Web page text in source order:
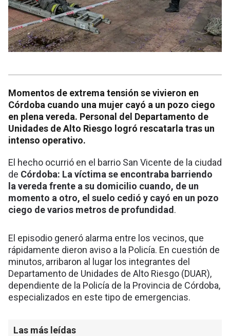
Momentos de extrema tensión se vivieron en
Córdoba cuando una mujer cayó a un pozo ciego
en plena vereda. Personal del Departamento de
Unidades de Alto Riesgo logró rescatarla tras un
intenso operativo.
El hecho ocurrió en el barrio San Vicente de la ciudad
de Córdoba: La víctima se encontraba barriendo
la vereda frente a su domicilio cuando, de un
momento a otro, el suelo cedió y cayó en un pozo
ciego de varios metros de profundidad.
El episodio generó alarma entre los vecinos, que
rápidamente dieron aviso a la Policía. En cuestión de
minutos, arribaron al lugar los integrantes del
Departamento de Unidades de Alto Riesgo (DUAR),
dependiente de la Policía de la Provincia de Córdoba,
especializados en este tipo de emergencias.
Las más leídas